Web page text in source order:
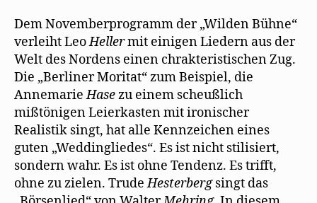
Dem Novemberprogramm der „Wilden Bühne“
verleiht LeoHellermit einigen Liedern aus der
Welt des Nordens einen chrakteristischen Zug.
Die „Berliner Moritat“ zum Beispiel, die
AnnemarieHasezu einem scheußlich
mißtönigen Leierkasten mit ironischer
Realistik singt, hat alle Kennzeichen eines
guten „Weddingliedes“. Es ist nicht stilisiert,
sondern wahr. Es ist ohne Tendenz. Es trifft,
ohne zu zielen. TrudeHesterbergsingt das